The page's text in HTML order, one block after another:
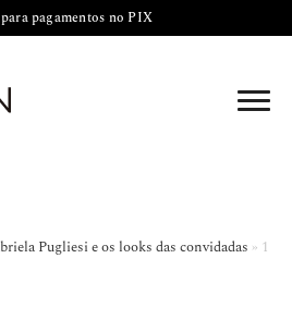
para pagamentos no PIX
Pugliesi e os looks das convidadas » 12